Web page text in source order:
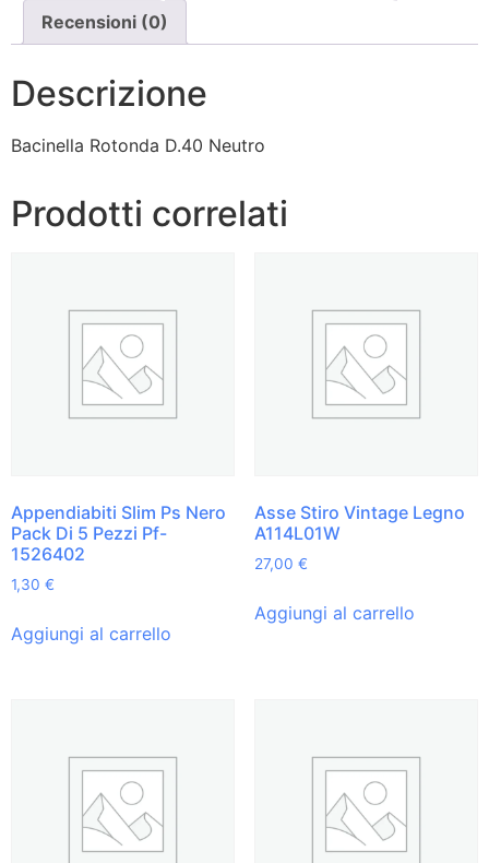
Recensioni (0)
Descrizione
Bacinella Rotonda D.40 Neutro
Prodotti correlati
Appendiabiti Slim Ps Nero
Pack Di 5 Pezzi Pf-
1526402
1,30 €
Aggiungi al carrello
Asse Stiro Vintage Legno
A114L01W
27,00 €
Aggiungi al carrello